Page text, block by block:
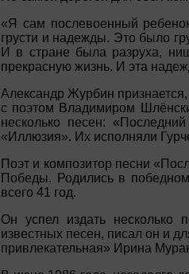
«Я сам послевоенный
грусти и надежды. Это было
И в стране была разруха,
прекрасную жизнь. И эта
Александр Журбин
с поэтом Владимиром
несколько песен:
«Иллюзия». Их исполняли
Поэт и композитор песни
Победы. Родились в
всего 41 год.
Он успел издать несколько
известных песен, писал он и
привлекательная» Ирина